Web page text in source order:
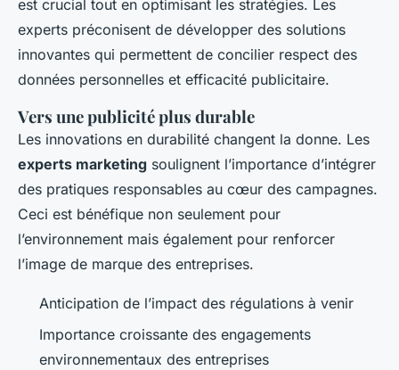
est crucial tout en optimisant les stratégies. Les
experts préconisent de développer des solutions
innovantes qui permettent de concilier respect des
données personnelles et efficacité publicitaire.
Vers une publicité plus durable
Les innovations en durabilité changent la donne. Les
experts marketing soulignent l’importance d’intégrer
des pratiques responsables au cœur des campagnes.
Ceci est bénéfique non seulement pour
l’environnement mais également pour renforcer
l’image de marque des entreprises.
Anticipation de l’impact des régulations à venir
Importance croissante des engagements
environnementaux des entreprises